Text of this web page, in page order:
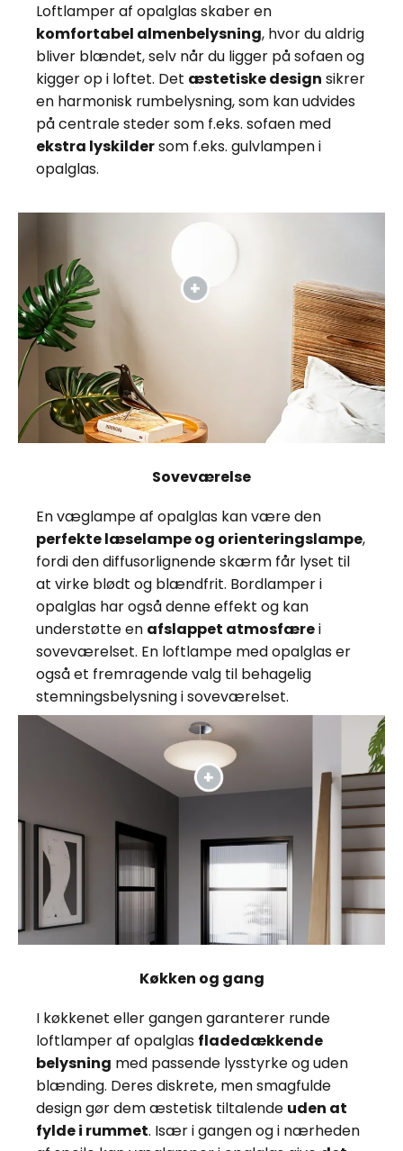
Loftlamper af opalglas skaber en
komfortabel almenbelysning, hvor du aldrig
bliver blændet, selv når du ligger på sofaen og
kigger op i loftet. Det æstetiske design sikrer
en harmonisk rumbelysning, som kan udvides
på centrale steder som f.eks. sofaen med
ekstra lyskildersom f.eks. gulvlampen i
opalglas.
Soveværelse
En væglampe af opalglas kan være den
perfekte læselampe og orienteringslampe,
fordi den diffusorlignende skærm får lyset til
at virke blødt og blændfrit. Bordlamper i
opalglas har også denne effekt og kan
understøtte en afslappet atmosfærei
soveværelset. En loftlampe med opalglas er
også et fremragende valg til behagelig
stemningsbelysning i soveværelset.
Køkken og gang
I køkkenet eller gangen garanterer runde
loftlamper af opalglas fladedækkende
belysning med passende lysstyrke og uden
blænding. Deres diskrete, men smagfulde
design gør dem æstetisk tiltalende uden at
fylde i rummet. Især i gangen og i nærheden